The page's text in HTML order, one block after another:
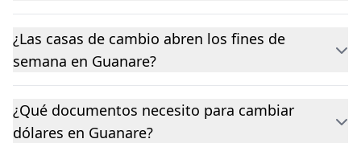
¿Las casas de cambio abren los fines de
semana en Guanare?
¿Qué documentos necesito para cambiar
dólares en Guanare?